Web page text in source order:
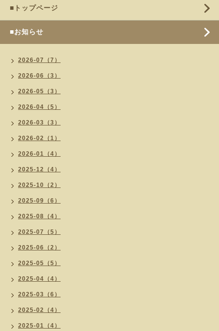
■トップページ
■お知らせ
2026-07（7）
2026-06（3）
2026-05（3）
2026-04（5）
2026-03（3）
2026-02（1）
2026-01（4）
2025-12（4）
2025-10（2）
2025-09（6）
2025-08（4）
2025-07（5）
2025-06（2）
2025-05（5）
2025-04（4）
2025-03（6）
2025-02（4）
2025-01（4）